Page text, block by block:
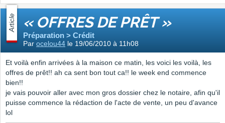
Article « OFFRES DE PRÊT »
Préparation > Crédit
Par ocelou44 le 19/06/2010 à 11h08
Et voilà enfin arrivées à la maison ce matin, les voici les voilà, les
offres de prêt!! ah ca sent bon tout ca!! le week end commence
bien!!
je vais pouvoir aller avec mon gros dossier chez le notaire, afin qu'il
puisse commence la rédaction de l'acte de vente, un peu d'avance
lol